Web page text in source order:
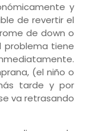
y
de revertir el
de down o
problema tiene
(el niño o
tarde y por
va retrasando